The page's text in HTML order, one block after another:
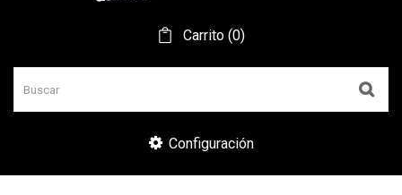
Carrito (0)
Configuración